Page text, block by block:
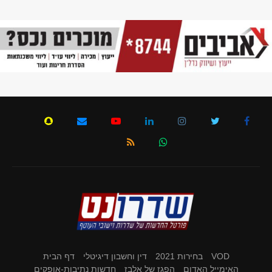
VOD בחירות 2021 דין וחשבון דיגיטלי
דף הבית
האימייל האדום
הפגז של אלבז חדשות נתיבות-אופקים